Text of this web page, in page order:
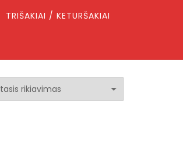
TRIŠAKIAI / KETURŠAKIAI